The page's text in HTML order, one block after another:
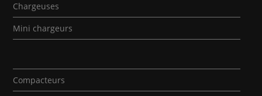
Chargeuses
Mini chargeurs
Compacteurs